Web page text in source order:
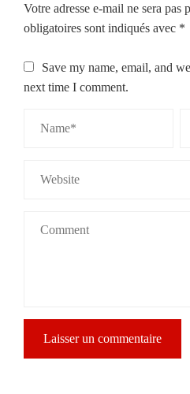
Votre adresse e-mail ne sera pas
obligatoires sont indiqués avec *
Save my name, email, and
next time I comment.